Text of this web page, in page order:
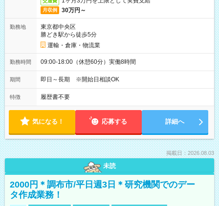
月収例 30万円～
勤務地
東京都中央区
勝どき駅から徒歩5分
運輸・倉庫・物流業
勤務時間 09:00-18:00（休憩60分）実働8時間
期間 即日～長期 ※開始日相談OK
特徴 履歴書不要
気になる！ 応募する 詳細へ
掲載日：2026.08.03
未読
2000円＊調布市/平日週3日＊研究機関でのデー
タ作成業務！